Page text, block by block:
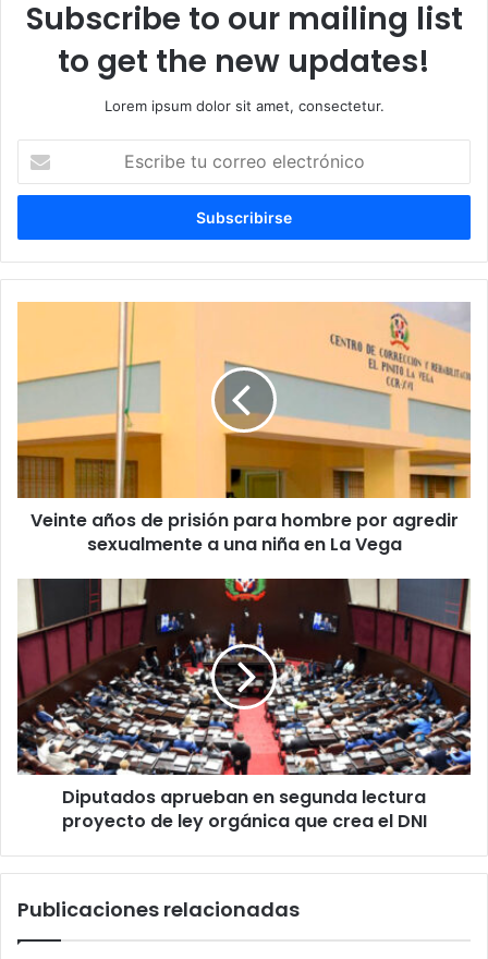
Subscribe to our mailing list
to get the new updates!
Lorem ipsum dolor sit amet, consectetur.
correo
prisión
hombre
por
sexualmente
en
Vega
Veinte años de prisión para hombre por agredir
sexualmente a una niña en La Vega
Diputados
aprueban
en
segunda
lectura
proyecto
de
ley
orgánica
Diputados aprueban en segunda lectura
proyecto de ley orgánica que crea el DNI
Publicaciones relacionadas